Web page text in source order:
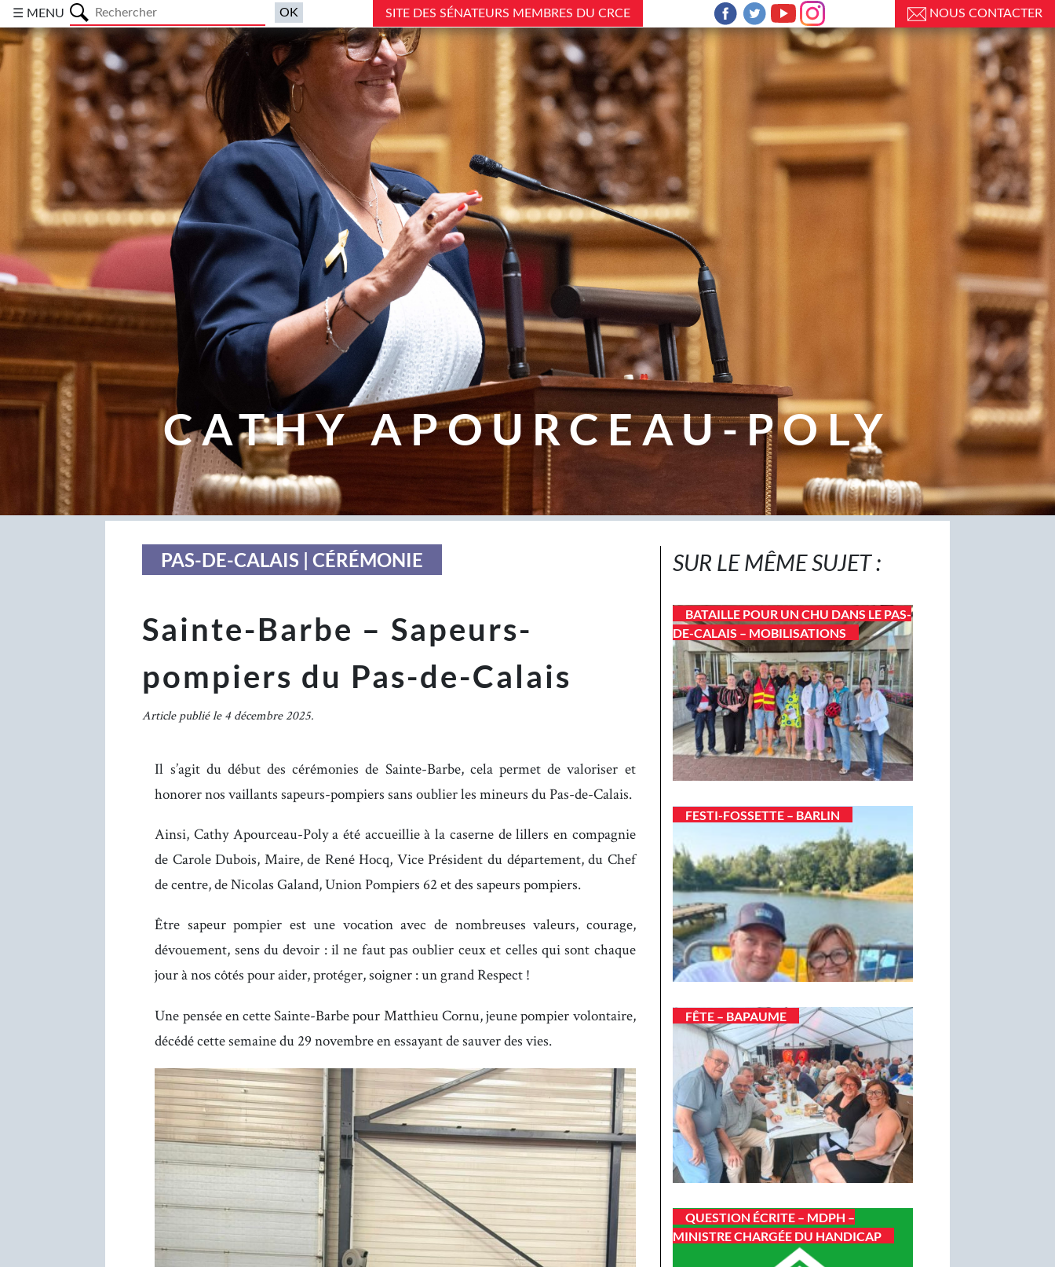
☰ MENU SITE DES SÉNATEURS MEMBRES DU CRCE NOUS CONTACTER
CATHY APOURCEAU-POLY
PAS-DE-CALAIS | CÉRÉMONIE
Sainte-Barbe – Sapeurs-
pompiers du Pas-de-Calais
Article publié le 4 décembre 2025.
Il s’agit du début des cérémonies de Sainte-Barbe, cela permet de valoriser et
honorer nos vaillants sapeurs-pompiers sans oublier les mineurs du Pas-de-Calais.
Ainsi, Cathy Apourceau-Poly a été accueillie à la caserne de lillers en compagnie
de Carole Dubois, Maire, de René Hocq, Vice Président du département, du Chef
de centre, de Nicolas Galand, Union Pompiers 62 et des sapeurs pompiers.
Être sapeur pompier est une vocation avec de nombreuses valeurs, courage,
dévouement, sens du devoir : il ne faut pas oublier ceux et celles qui sont chaque
jour à nos côtés pour aider, protéger, soigner : un grand Respect !
Une pensée en cette Sainte-Barbe pour Matthieu Cornu, jeune pompier volontaire,
décédé cette semaine du 29 novembre en essayant de sauver des vies.
SUR LE MÊME SUJET :
BATAILLE POUR UN CHU DANS LE PAS-
DE-CALAIS – MOBILISATIONS
FESTI-FOSSETTE – BARLIN
FÊTE – BAPAUME
QUESTION ÉCRITE – MDPH –
MINISTRE CHARGÉE DU HANDICAP